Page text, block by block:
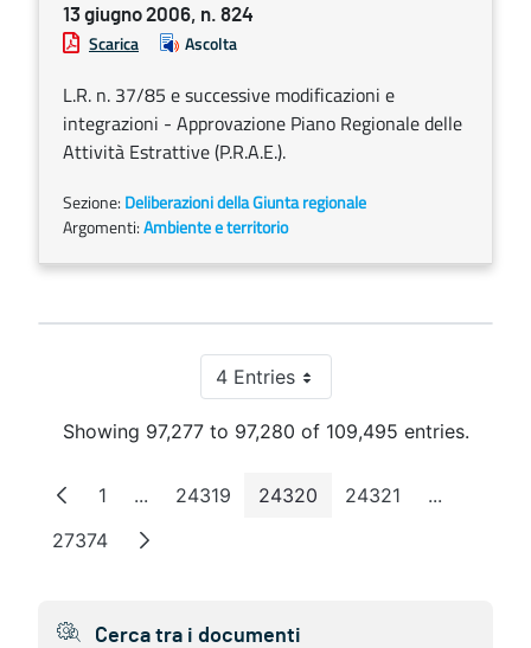
13 giugno 2006, n. 824
Scarica Ascolta
L.R. n. 37/85 e successive modificazioni e
integrazioni - Approvazione Piano Regionale delle
Attività Estrattive (P.R.A.E.).
Sezione: Deliberazioni della Giunta regionale
Argomenti:Ambiente e territorio
4 EntriesPer Page
Showing 97,277 to 97,280 of 109,495 entries.
Page
1 ...Intermediate Pages
Page
24319 Page
24320 Page
24321 ...
Page
27374
Cerca tra i documenti